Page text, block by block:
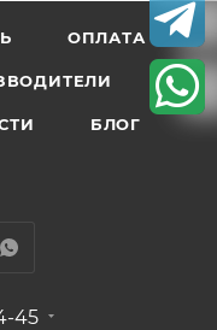
ОПЛАТА
БЛОГ
45